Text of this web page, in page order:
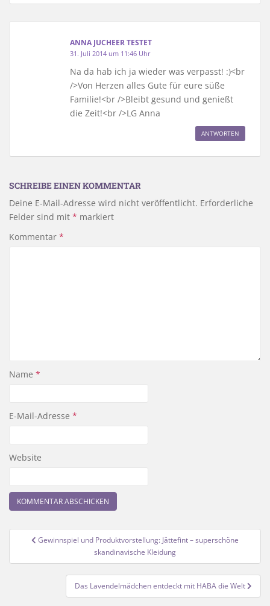
ANNA JUCHEER TESTET
31. Juli 2014 um 11:46 Uhr
Na da hab ich ja wieder was verpasst! :)<br
/>Von Herzen alles Gute für eure süße
Familie!<br />Bleibt gesund und genießt
die Zeit!<br />LG Anna
ANTWORTEN
SCHREIBE EINEN KOMMENTAR
Deine E-Mail-Adresse wird nicht veröffentlicht. Erforderliche
Felder sind mit * markiert
Kommentar *
Name *
E-Mail-Adresse *
Website
Beitragsnavigation
Gewinnspiel und Produktvorstellung: Jättefint – superschöne
skandinavische Kleidung
Das Lavendelmädchen entdeckt mit HABA die Welt